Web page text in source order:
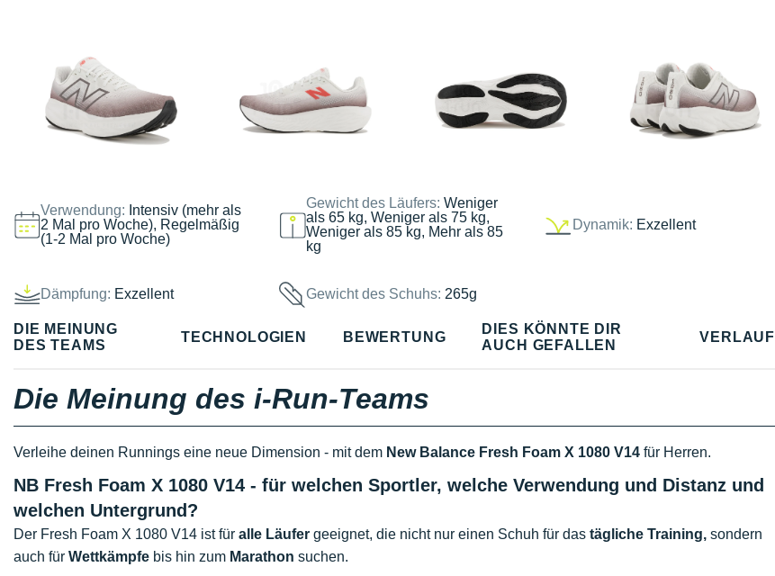
Verwendung: Intensiv (mehr als
2 Mal pro Woche), Regelmäßig
(1-2 Mal pro Woche)
Gewicht des Läufers:Weniger
als 65 kg, Weniger als 75 kg,
Weniger als 85 kg, Mehr als 85
kg
Dynamik: Exzellent
Dämpfung: Exzellent Gewicht des Schuhs: 265g
DIE MEINUNG
DES TEAMS
TECHNOLOGIEN BEWERTUNG
DIES KÖNNTE DIR
AUCH GEFALLEN
VERLAUF
Die Meinung des i-Run-Teams
Verleihe deinen Runnings eine neue Dimension - mit dem New Balance Fresh Foam X 1080 V14 für Herren.
NB Fresh Foam X 1080 V14 - für welchen Sportler, welche Verwendung und Distanz und
welchen Untergrund?
Der Fresh Foam X 1080 V14 ist für alle Läufer geeignet, die nicht nur einen Schuh für das tägliche Training, sondern
auch für Wettkämpfe bis hin zum Marathon suchen.